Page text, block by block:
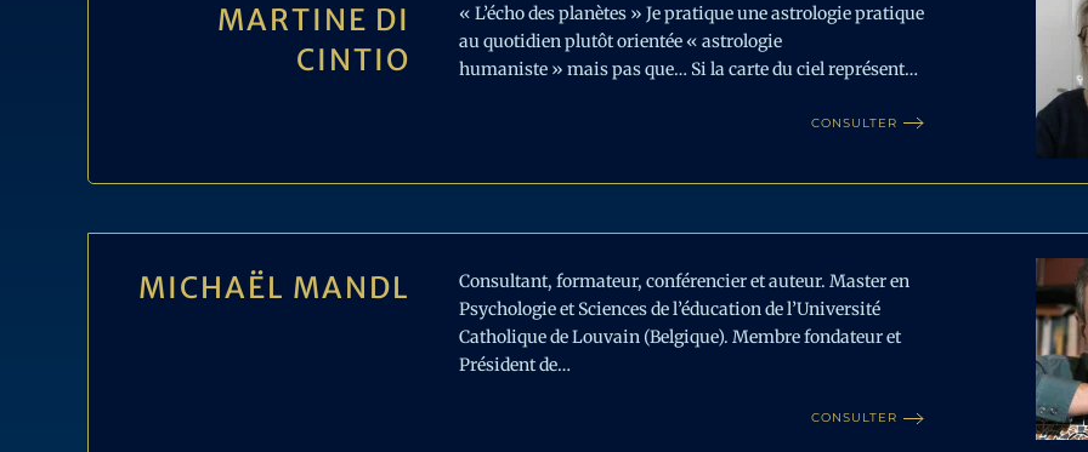
MARTINE DI
CINTIO
« L’écho des planètes » Je pratique une astrologie pratique
au quotidien plutôt orientée « astrologie
humaniste » mais pas que… Si la carte du ciel représent…
CONSULTER
MICHAËL MANDL
Consultant, formateur, conférencier et auteur. Master en
Psychologie et Sciences de l’éducation de l’Université
Catholique de Louvain (Belgique). Membre fondateur et
Président de…
CONSULTER